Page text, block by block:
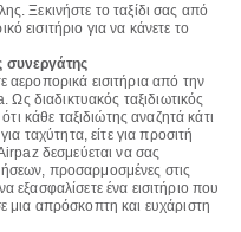
Ξεκινήστε το ταξίδι σας από
εισιτήριο για να κάνετε το
συνεργάτης
αεροπορικά εισιτήρια από την
διαδικτυακός ταξιδιωτικός
κάθε ταξιδιώτης αναζητά κάτι
ταχύτητα, είτε για προσιτή
δεσμεύεται να σας
προσαρμοσμένες στις
εξασφαλίσετε ένα εισιτήριο που
μια απρόσκοπτη και ευχάριστη